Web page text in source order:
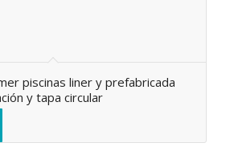
piscinas liner y prefabricada
y tapa circular